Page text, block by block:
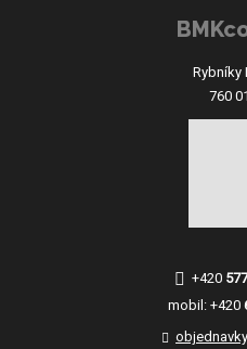
Rybníky
760
+420
mobil: +420